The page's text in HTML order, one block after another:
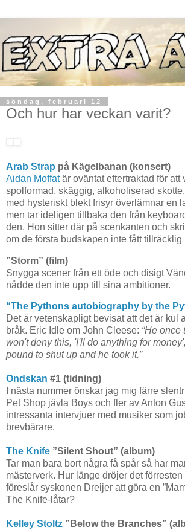
söndag, februari 12
Och hur har veckan varit?
Arab Strap på Kägelbanan (konsert)
Aidan Moffatär oväntat eftertraktad för att
spolformad, skäggig, alkoholiserad
med hysteriskt blekt frisyr överlämnar en
men tar ideligen tillbaka den från
den. Hon sitter där på scenkanten och
om de första budskapen inte fått tillräcklig
”Storm” (film)
Snygga scener från ett öde och disigt
nådde den inte upp till sina ambitioner.
“The Pythons autobiography by the
Det är vetenskapligt bevisat att det är kul
bråk. Eric Idle om John Cleese: “He once
won't deny this, 'I'll do anything for
pound to shut up and he took it.”
Ondskan #1 (tidning)
I nästa nummer önskar jag mig färre
Pet Shop jävla Boys och fler av Anton
intressanta intervjuer med musiker som
brevbärare.
The Knife ”Silent Shout” (album)
Tar man bara bort några få spår så har
mästerverk. Hur länge dröjer det
föreslår syskonen Dreijer att göra en
The Knife-låtar?
Kelley Stoltz ”Below the Branches”